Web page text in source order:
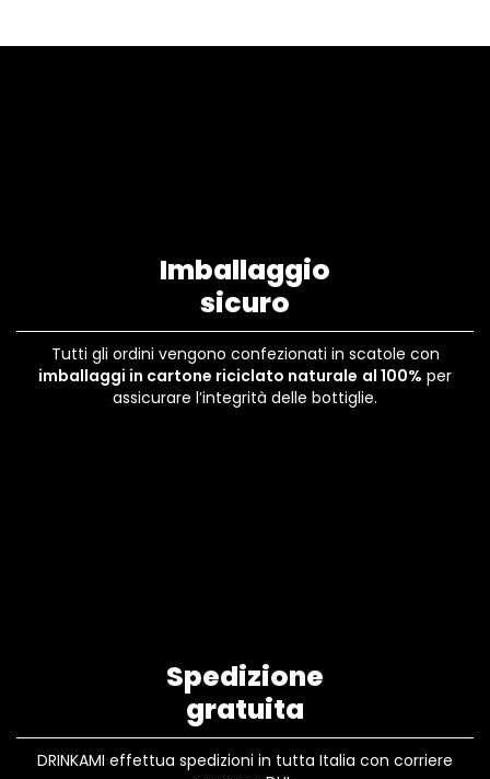
Imballaggio
sicuro
Tutti gli ordini vengono confezionati in scatole con
imballaggi in cartone riciclato naturale al 100% per
assicurare l’integrità delle bottiglie.
Spedizione
gratuita
DRINKAMI effettua spedizioni in tutta Italia con corriere